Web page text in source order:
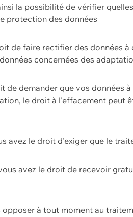
la possibilité de vérifier
protection des données
de faire rectifier des données
concernées des
de demander que vos données
le droit à l'effacement peut
avez le droit d'exiger que le
avez le droit de recevoir
à tout moment au